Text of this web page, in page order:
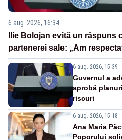
6 aug. 2026, 16:34
Ilie Bolojan evită un răspuns
partenerei sale: „Am
6 aug. 2026, 15:39
Guvernul a
aprobă
riscuri
6 aug. 2026, 15:18
Ana Maria
Poporului